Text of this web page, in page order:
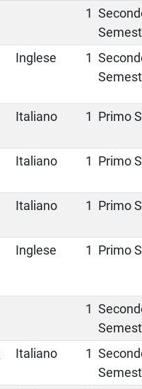
1
Inglese 1
Italiano 1 Primo
Italiano 1 Primo
Italiano 1 Primo
Inglese 1 Primo
1
Italiano 1